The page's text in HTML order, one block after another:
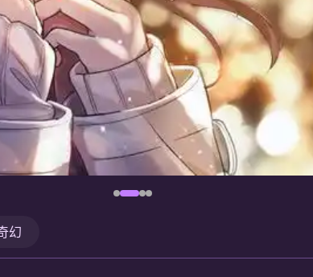
幻